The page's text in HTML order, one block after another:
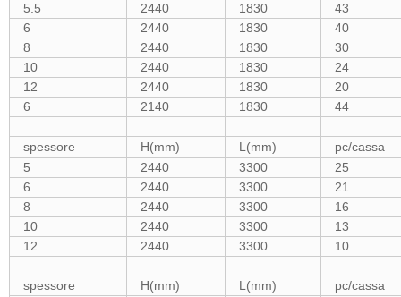
5.5
2440 1830
43
6
2440 1830
40
8
2440 1830
30
10
2440 1830
24
12
2440 1830
20
6
2140 1830 44
spessore H(mm) L(mm)
pc/cassa
5
2440 3300
25
6
2440 3300
21
8
2440 3300
16
10
2440 3300
13
12
2440 3300 10
spessore H(mm) L(mm)
pc/cassa